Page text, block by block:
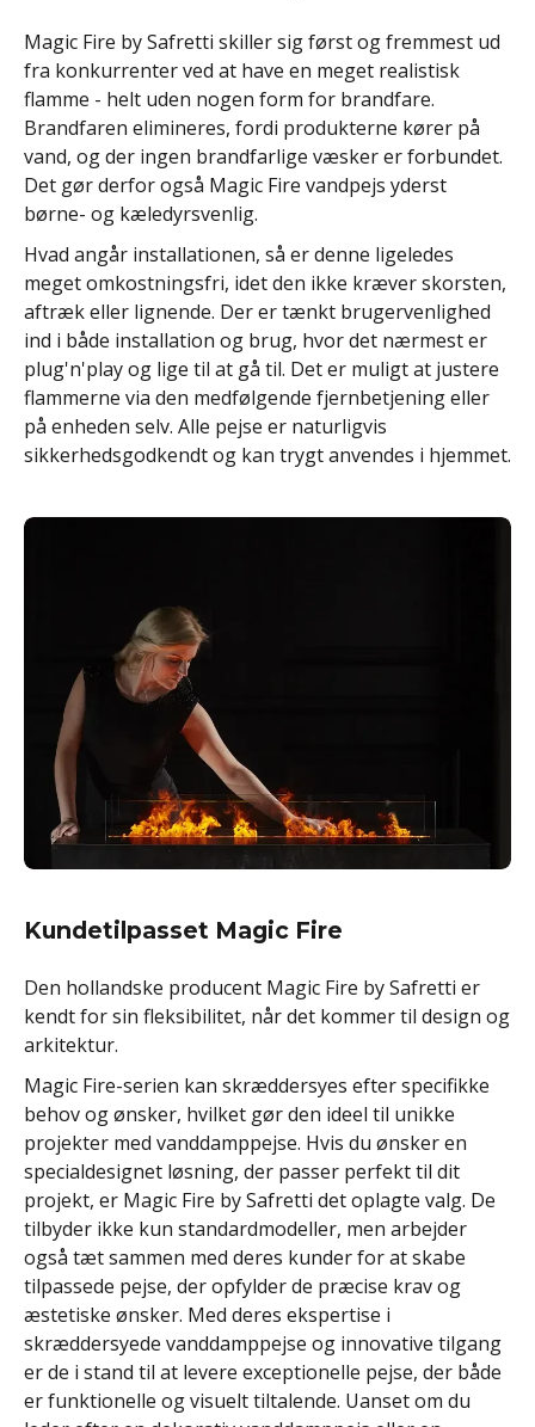
Magic Fire by Safretti skiller sig først og fremmest ud
fra konkurrenter ved at have en meget realistisk
flamme - helt uden nogen form for brandfare.
Brandfaren elimineres, fordi produkterne kører på
vand, og der ingen brandfarlige væsker er forbundet.
Det gør derfor også Magic Fire vandpejs yderst
børne- og kæledyrsvenlig.
Hvad angår installationen, så er denne ligeledes
meget omkostningsfri, idet den ikke kræver skorsten,
aftræk eller lignende. Der er tænkt brugervenlighed
ind i både installation og brug, hvor det nærmest er
plug'n'play og lige til at gå til. Det er muligt at justere
flammerne via den medfølgende fjernbetjening eller
på enheden selv. Alle pejse er naturligvis
sikkerhedsgodkendt og kan trygt anvendes i hjemmet.
Kundetilpasset Magic Fire
Den hollandske producent Magic Fire by Safretti er
kendt for sin fleksibilitet, når det kommer til design og
arkitektur.
Magic Fire-serien kan skræddersyes efter specifikke
behov og ønsker, hvilket gør den ideel til unikke
projekter med vanddamppejse. Hvis du ønsker en
specialdesignet løsning, der passer perfekt til dit
projekt, er Magic Fire by Safretti det oplagte valg. De
tilbyder ikke kun standardmodeller, men arbejder
også tæt sammen med deres kunder for at skabe
tilpassede pejse, der opfylder de præcise krav og
æstetiske ønsker. Med deres ekspertise i
skræddersyede vanddamppejse og innovative tilgang
er de i stand til at levere exceptionelle pejse, der både
er funktionelle og visuelt tiltalende. Uanset om du